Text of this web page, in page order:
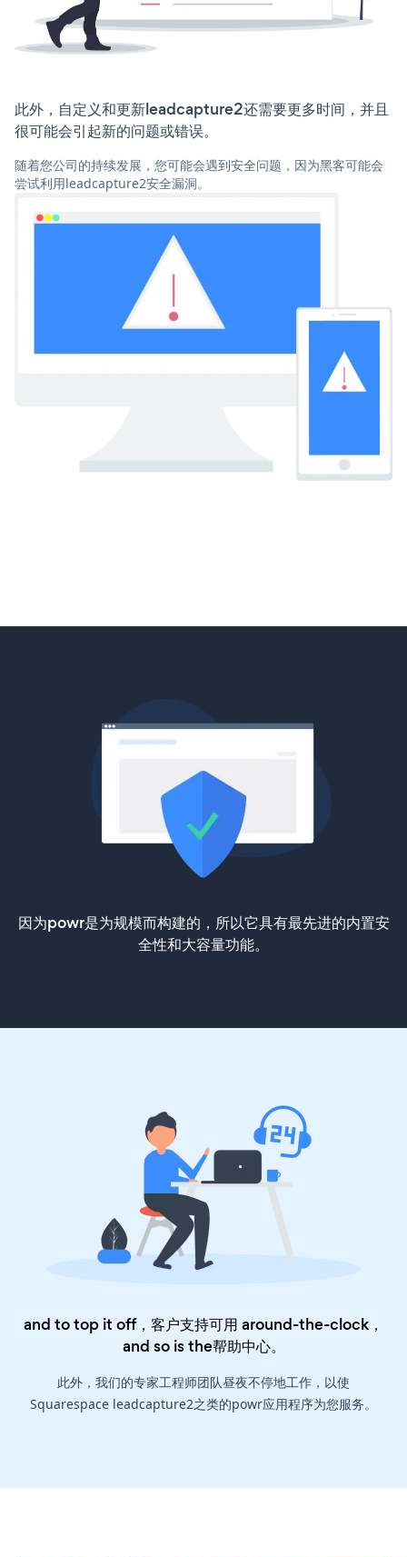
此外，自定义和更新leadcapture2还需要更多时间，并且
很可能会引起新的问题或错误。
随着您公司的持续发展，您可能会遇到安全问题，因为黑客可能会
尝试利用leadcapture2安全漏洞。
因为powr是为规模而构建的，所以它具有最先进的内置安
全性和大容量功能。
and to top it off，客户支持可用 around-the-clock，
and so is the帮助中心。
此外，我们的专家工程师团队昼夜不停地工作，以使
Squarespace leadcapture2之类的powr应用程序为您服务。